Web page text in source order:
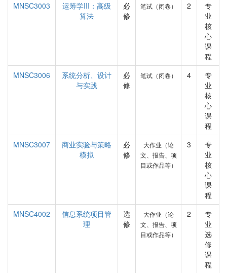
MNSC3003
运筹学III：高级
算法
必
修
笔试（闭卷） 2
专
业
核
心
课
程
MNSC3006
系统分析、设计
与实践
必
修
笔试（闭卷） 4
专
业
核
心
课
程
MNSC3007
商业实验与策略
模拟
必
修
大作业（论
文、报告、项
目或作品等）
3
专
业
核
心
课
程
MNSC4002
信息系统项目管
理
选
修
大作业（论
文、报告、项
目或作品等）
2
专
业
选
修
课
程